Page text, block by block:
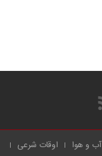
آب و هوا
اوقات شرعی